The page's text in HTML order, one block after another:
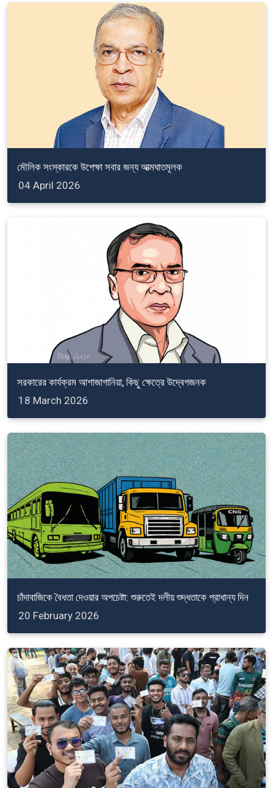
মৌলিক সংস্কারকে উপেক্ষা সবার জন্য আত্মঘাতমূলক
04 April 2026
সরকারের কার্যক্রম আশাজাগানিয়া, কিছু ক্ষেত্রে উদ্বেগজনক
18 March 2026
চাঁদাবাজিকে বৈধতা দেওয়ার অপচেষ্টা: শুরুতেই দলীয় শুদ্ধতাকে প্রাধান্য দিন
20 February 2026